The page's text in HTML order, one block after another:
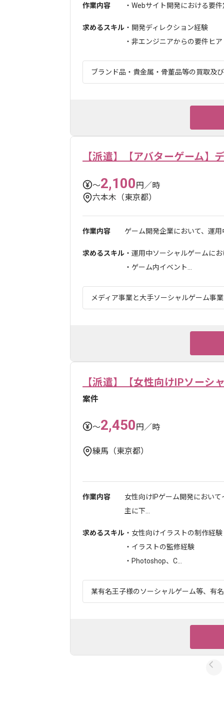
作業内容 ・Webサイト開発における要
求めるスキル ・開発ディレクション経験
・非エンジニアからの要件ヒ
ブランド品・貴金属・骨董品等の買取及
【派遣】【アバターゲーム】
〜2,100円／時
六本木（東京都）
作業内容 ゲーム開発企業において、運
求めるスキル ・運用中ソーシャルゲームに
・ゲーム内イベント...
メディア事業と大手ソーシャルゲーム事
【派遣】【女性向けIPソーシ
案件
〜2,450円／時
練馬（東京都）
作業内容
女性向けIPゲーム開発におい
主に下...
求めるスキル ・女性向けイラストの制作経験
・イラストの監修経験
・Photoshop、C...
某有名王子様のソーシャルゲーム等、有